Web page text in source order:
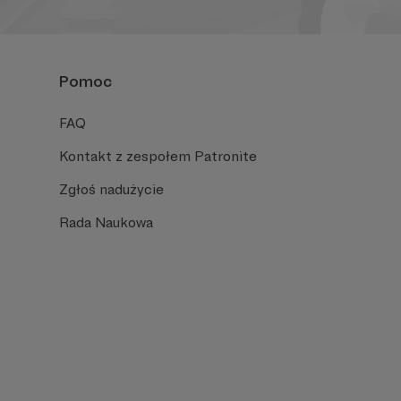
Pomoc
FAQ
Kontakt z zespołem Patronite
Zgłoś nadużycie
Rada Naukowa